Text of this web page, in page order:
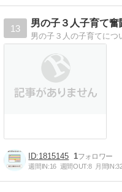
13
男の子３人子育て奮
1815145 1
週間IN:16 週間OUT:8 月間IN: